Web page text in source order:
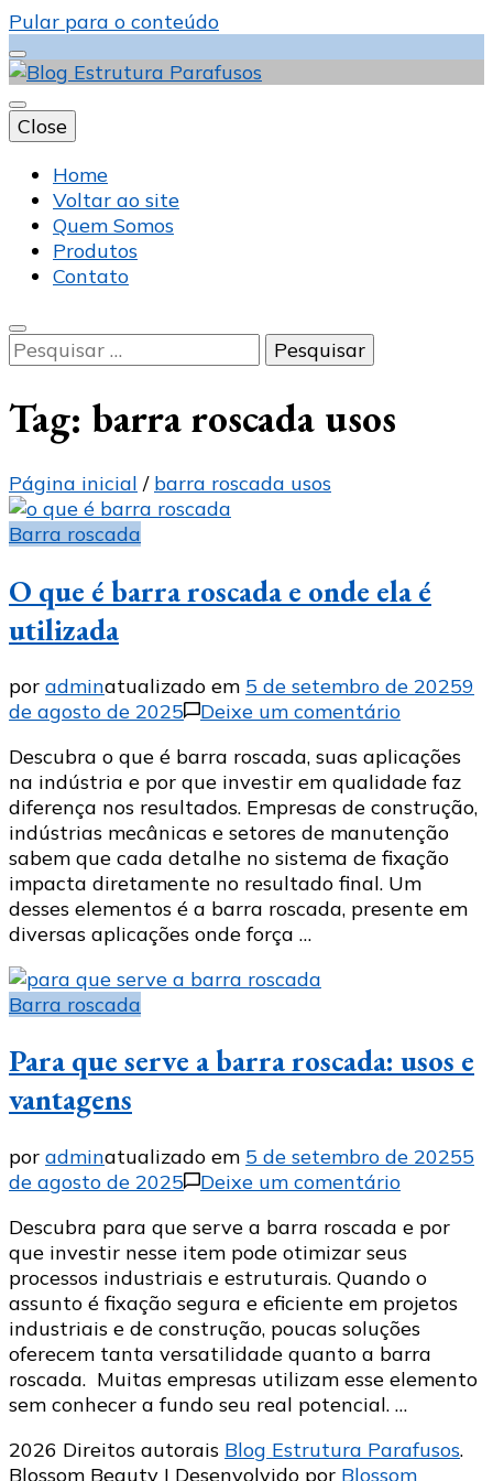
Pular para o conteúdo
Blog Estrutura
Parafusos
Close
Home
Voltar ao site
Quem Somos
Produtos
Contato
Pesquisar
por:
Tag: barra roscada usos
Página inicial / barra roscada usos
Barra roscada
O que é barra roscada e onde ela é
utilizada
por adminatualizado em 5 de setembro de 20259
de agosto de 2025
Deixe um comentárioem
que
é
barra
roscada
e
onde
ela
Descubra o que é barra roscada, suas aplicações
na indústria e por que investir em qualidade faz
diferença nos resultados. Empresas de construção,
indústrias mecânicas e setores de manutenção
sabem que cada detalhe no sistema de fixação
impacta diretamente no resultado final. Um
desses elementos é a barra roscada, presente em
diversas aplicações onde força …
Barra roscada
Para que serve a barra roscada: usos e
vantagens
por adminatualizado em 5 de setembro de 20255
de agosto de 2025
Deixe um comentárioem
que
serve
a
barra
roscada:
usos
e
Descubra para que serve a barra roscada e por
que investir nesse item pode otimizar seus
processos industriais e estruturais. Quando o
assunto é fixação segura e eficiente em projetos
industriais e de construção, poucas soluções
oferecem tanta versatilidade quanto a barra
roscada. Muitas empresas utilizam esse elemento
sem conhecer a fundo seu real potencial. …
2026 Direitos autorais Blog Estrutura Parafusos.
Blossom Beauty | Desenvolvido por Blossom